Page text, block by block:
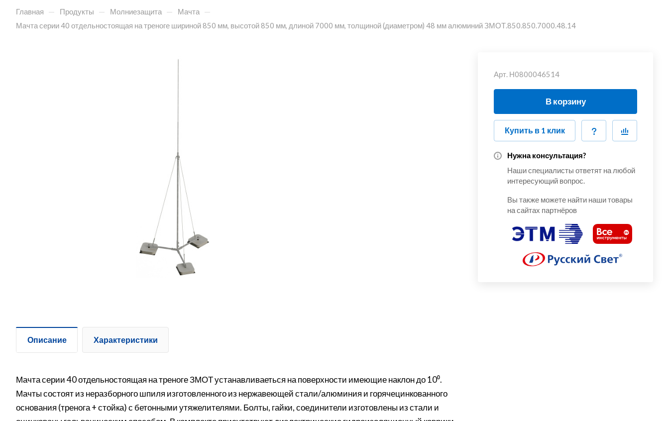
Главная — Продукты — Молниезащита — Мачта —
Мачта серии 40 отдельностоящая на треноге шириной 850 мм, высотой 850 мм, длиной 7000 мм, толщиной (диаметром) 48 мм алюминий ЗМОТ.850.850.7000.48.14
Арт. Н0800046514
В корзину
Купить в 1 клик
Нужна консультация?
Наши специалисты ответят на любой
интересующий вопрос.
Вы также можете найти наши товары
на сайтах партнёров
Описание Характеристики
Мачта серии 40 отдельностоящая на треноге ЗМОТ устанавливаеться на поверхности имеющие наклон до 10⁰.
Мачты состоят из неразборного шпиля изготовленного из нержавеющей стали/алюминия и горячецинкованного
основания (тренога + стойка) с бетонными утяжелителями. Болты, гайки, соединители изготовлены из стали и